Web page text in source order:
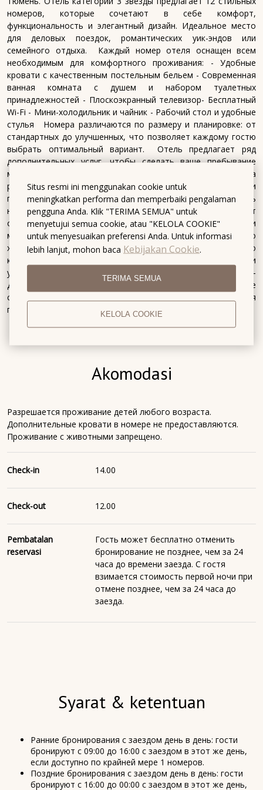
Situs resmi ini menggunakan cookie untuk
meningkatkan performa dan memperbaiki pengalaman
pengguna Anda. Klik "TERIMA SEMUA" untuk
menyetujui semua cookie, atau "KELOLA COOKIE"
untuk menyesuaikan preferensi Anda. Untuk informasi
lebih lanjut, mohon baca Kebijakan Cookie.
TERIMA SEMUA
KELOLA COOKIE
номеров, которые сочетают в себе комфорт,
функциональность и элегантный дизайн. Идеальное место
для деловых поездок, романтических уик-эндов или
семейного отдыха. ⠀Каждый номер отеля оснащен всем
необходимым для комфортного проживания: - Удобные
кровати с качественным постельным бельем - Современная
ванная комната с душем и набором туалетных
принадлежностей - Плоскоэкранный телевизор- Бесплатный
Wi-Fi - Мини-холодильник и чайник - Рабочий стол и удобные
стулья ⠀Номера различаются по размеру и планировке: от
стандартных до улучшенных, что позволяет каждому гостю
выбрать оптимальный вариант. ⠀Отель предлагает ряд
дополнительных услуг, чтобы сделать ваше пребывание
максимально комфортным: - Круглосуточная стойка
регистрации - Ежедневная уборка номеров - Услуги
прачечной - Возможность заказа завтрака в номер ⠀Отель
находится в центре города, в шаговой доступности от
основных достопримечательностей, ресторанов, кафе и
магазинов. Это делает его идеальным выбором для тех, кто
хочет быть в центре событий и легко добраться до
ключевых мест. ⠀Почему выбирают нас?- Современные и
уютные номера - Удобное расположение в центре города -
Дружелюбный и профессиональный персонал - Отличное
соотношение цены и качества - Собственная охраняемая
парковка
Akomodasi
Разрешается проживание детей любого возраста.
Дополнительные кровати в номере не предоставляются.
Проживание с животными запрещено.
Check-in 14.00
Check-out 12.00
Pembatalan
reservasi
Гость может бесплатно отменить
бронирование не позднее, чем за 24
часа до времени заезда. С гостя
взимается стоимость первой ночи при
отмене позднее, чем за 24 часа до
заезда.
Syarat & ketentuan
Ранние бронирования с заездом день в день: гости
бронируют с 09:00 до 16:00 с заездом в этот же день,
если доступно по крайней мере 1 номеров.
Поздние бронирования с заездом день в день: гости
бронируют с 16:00 до 00:00 с заездом в этот же день,